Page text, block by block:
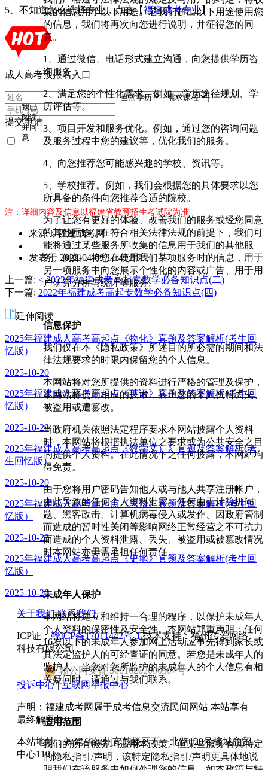
5、不知道怎么选择专业，点击【福建成考专业】
成人高考预报名入口
提交申请
我已
阅读
并同
意
集的信息用于以下用途。若我们超出以下用途使用您
的信息，我们将再次向您进行说明，并征得您的同
意。
1、通过微信、电话形式建立沟通，向您提供学历咨
询服务。
2、满足您的个性化需求。例如，学历途径规划、学
历评估等。
3、项目开发和服务优化。例如，通过您的咨询问题
及服务过程中您的建议等，优化我们的服务。
4、向您推荐您可能感兴趣的学校、资讯等。
5、学校推荐。例如，我们会根据您的具体要求以您
所具备的条件向您推荐合适的院校。
为了让您有更好的体验、改善我们的服务或经您同意
的其他用途，在符合相关法律法规的前提下，我们可
能将通过某些服务所收集的信息用于我们的其他服
务。例如，将您在使用我们某项服务时的信息，用于
另一项服务中向您展示个性化的内容或广告、用于用
户研究分析与统计等服务。
信息保护
我们仅在本《隐私政策》所述目的所必需的期间和法
律法规要求的时限内保留您的个人信息。
本网站将对您所提供的资料进行严格的管理及保护，
本网站将使用相应的技术，防止您的个人资料丢失、
被盗用或遭篡改。
当政府机关依照法定程序要求本网站披露个人资料
时，本网站将根据执法单位之要求或为公共安全之目
的提供个人资料。在此情况下之任何披露，本网站均
得免责。
由于您将用户密码告知他人或与他人共享注册帐户，
由此导致的任何个人资料泄露。任何由于计算机问
题、黑客政击、计算机病毒侵入或发作、因政府管制
而造成的暂时性关闭等影响网络正常经营之不可抗力
而造成的个人资料泄露、丢失、被盗用或被篡改情况
时本网站亦毋需承担任何责任。
未成年人保护
本网站将建立和维持一合理的程序，以保护未成年人
个人资料的保密性及安全性。本网站郑重声明：任何
16岁以下的未成年人参加网上活动应事先得到家长或
其法定监护人的可经查证的同意。若您是未成年人的
监护人，当您对您所监护的未成年人的个人信息有相
关疑问时，请通过与我们联系。
适用范围
我们的所有服务均适用本政策。但某些服务有其特定
的隐私指引/声明，该特定隐私指引/声明更具体地说
注：详细内容及信息以福建省教育招生考试院为准
来源：福建成考网
者：
老
师
发表于 2022-04-09 11:43:36
上一篇: < 2022年福建成考高起专数学必备知识点(二)
下一篇: 2022年福建成考高起专数学必备知识点(四)
延伸阅读
2025年福建成人高考高起点《物化》真题及答案解析(考生回
忆版）
2025-10-20
2025年福建成人高考高起点《英语》真题及答案解析(考生回
忆版）
2025-10-20
2025年福建成人高考高起点《数学文）》真题及答案解析(考
生回忆版）
2025-10-20
2025年福建成人高考高起点《思修》真题及答案解析(考生回
忆版）
2025-10-20
2025年福建成人高考高起点《史地》真题及答案解析(考生回
忆版）
2025-10-20
关于我们 联系我们
ICP证： 赣ICP备17011442号-1技术支持：福州传爱网络
科技有限公司
赣公网安备36010202000307号
投诉中心|互联网举报中心
声明：福建成考网属于成考信息交流民间网站 本站享有
最终解释权
本站地址：福建省福州市鼓楼区五一北路129号榕城商贸
中心1102